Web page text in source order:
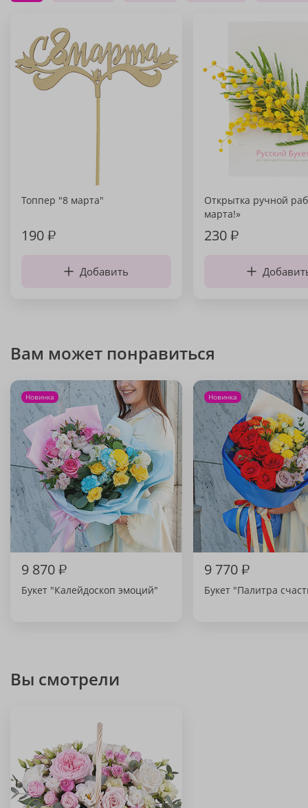
Топпер "8 марта"
190₽
Добавить
Открытка ручной
марта!»
230₽
Вам может понравиться
Новинка
9 870₽
Букет "Калейдоскоп эмоций"
Новинка
9 770₽
Букет "Палитра
Вы смотрели